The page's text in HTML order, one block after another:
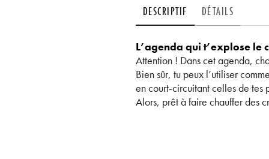
DESCRIPTIF DÉTAILS
L’agenda qui t’explose le
Attention ! Dans cet agenda,
Bien sûr, tu peux l’utiliser
en court-circuitant celles de tes
Alors, prêt à faire chauffer des